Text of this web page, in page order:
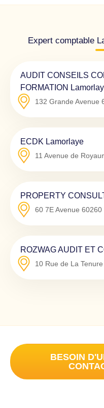
Expert comptable
AUDIT CONSEILS
FORMATION
132 Grande Avenue
ECDK Lamorlaye
11 Avenue de
PROPERTY
60 7E Avenue 60260
ROZWAG AUDIT ET
10 Rue de La Tenure
BESOIN